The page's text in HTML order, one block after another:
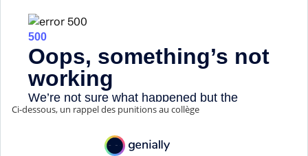
Ci-dessous, un rappel des punitions au collège